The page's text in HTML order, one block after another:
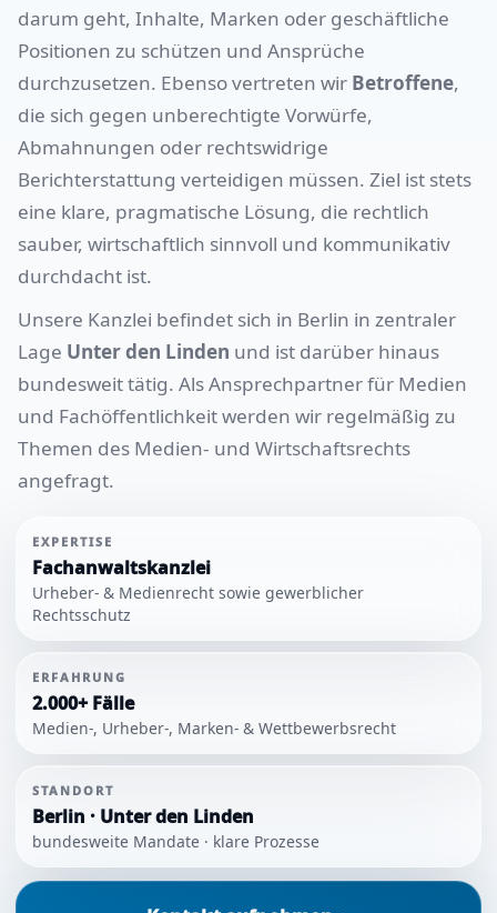
darum geht, Inhalte, Marken oder geschäftliche
Positionen zu schützen und Ansprüche
durchzusetzen. Ebenso vertreten wir Betroffene,
die sich gegen unberechtigte Vorwürfe,
Abmahnungen oder rechtswidrige
Berichterstattung verteidigen müssen. Ziel ist stets
eine klare, pragmatische Lösung, die rechtlich
sauber, wirtschaftlich sinnvoll und kommunikativ
durchdacht ist.
Unsere Kanzlei befindet sich in Berlin in zentraler
Lage Unter den Linden und ist darüber hinaus
bundesweit tätig. Als Ansprechpartner für Medien
und Fachöffentlichkeit werden wir regelmäßig zu
Themen des Medien- und Wirtschaftsrechts
angefragt.
EXPERTISE
Fachanwaltskanzlei
Urheber- & Medienrecht sowie gewerblicher
Rechtsschutz
ERFAHRUNG
2.000+ Fälle
Medien-, Urheber-, Marken- & Wettbewerbsrecht
STANDORT
Berlin · Unter den Linden
bundesweite Mandate · klare Prozesse